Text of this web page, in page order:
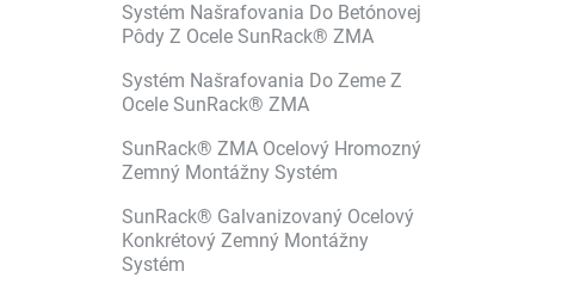
Systém Našrafovania Do Betónovej
Pôdy Z Ocele SunRack® ZMA
Systém Našrafovania Do Zeme Z
Ocele SunRack® ZMA
SunRack® ZMA Ocelový Hromozný
Zemný Montážny Systém
SunRack® Galvanizovaný Ocelový
Konkrétový Zemný Montážny
Systém